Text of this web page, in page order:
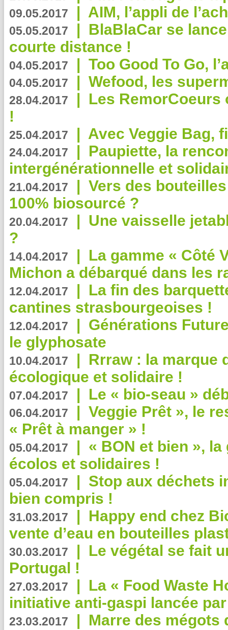
09.05.2017 | AIM, l’appli de
05.05.2017 | BlaBlaCar se
courte distance !
04.05.2017 | Too Good To Go,
04.05.2017 | Wefood, les
28.04.2017 | Les RemorCoeurs
!
25.04.2017 | Avec Veggie Bag,
24.04.2017 | Paupiette, la
intergénérationnelle et
21.04.2017 | Vers des
100% biosourcé ?
20.04.2017 | Une vaisselle
?
14.04.2017 | La gamme « Côté
Michon a débarqué dans les
12.04.2017 | La fin des
cantines strasbourgeoises !
12.04.2017 | Générations
le glyphosate
10.04.2017 | Rrraw : la marque
écologique et solidaire !
07.04.2017 | Le « bio-seau »
06.04.2017 | Veggie Prêt », le
« Prêt à manger » !
05.04.2017 | « BON et bien »,
écolos et solidaires !
05.04.2017 | Stop aux déchets
bien compris !
31.03.2017 | Happy end chez
vente d’eau en bouteilles
30.03.2017 | Le végétal se fait
Portugal !
27.03.2017 | La « Food Waste
initiative anti-gaspi lancée
23.03.2017 | Marre des mégots